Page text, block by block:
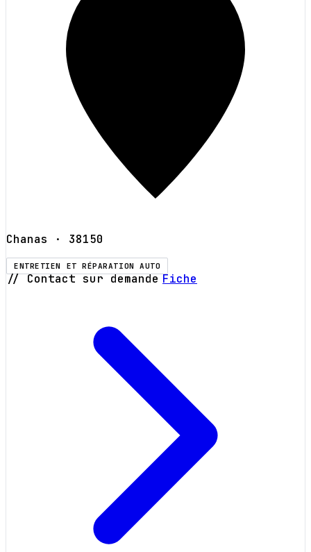
Chanas · 38150
ENTRETIEN ET RÉPARATION AUTO
// Contact sur demande Fiche